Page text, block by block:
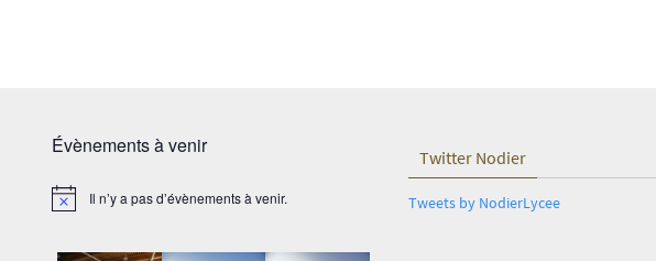
Évènements à venir
Notice Il n’y a pas d’évènements à venir.
Twitter Nodier
Tweets by NodierLycee